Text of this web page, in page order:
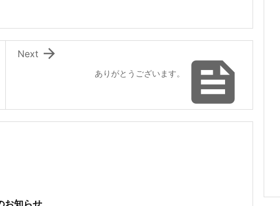

ありがとうございます。

Next